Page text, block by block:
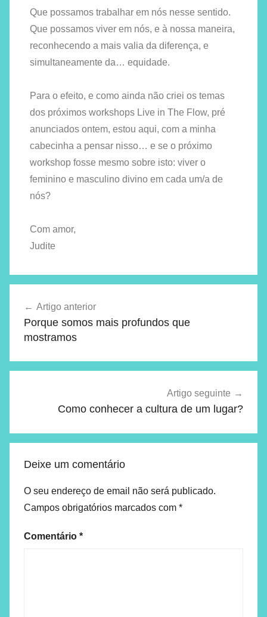
Que possamos trabalhar em nós nesse sentido.
Que possamos viver em nós, e à nossa maneira,
reconhecendo a mais valia da diferença, e
simultaneamente da… equidade.
Para o efeito, e como ainda não criei os temas
dos próximos workshops Live in The Flow, pré
anunciados ontem, estou aqui, com a minha
cabecinha a pensar nisso… e se o próximo
workshop fosse mesmo sobre isto: viver o
feminino e masculino divino em cada um/a de
nós?
Com amor,
Judite
Artigo anterior
Porque somos mais profundos que
mostramos
Artigo seguinte
Como conhecer a cultura de um lugar?
Deixe um comentário
O seu endereço de email não será publicado.
Campos obrigatórios marcados com *
Comentário *